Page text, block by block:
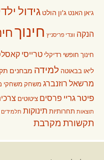
ג'אן האנט ג'ון הולט גידול
הנקה וונדי פריסניץ חינוך
חינוך חופשי רדיקלי טרייסי
ליאו בבאוטה למידה מבחנים
מרשאל רוזנברג משחק משחקי
פיטר גריי פרסים ציטוטים
תוצאות תחרותיות תינוקות תלמידים
תקשורת מקרבת